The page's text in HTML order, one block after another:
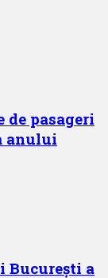
de pasageri
anului
București a